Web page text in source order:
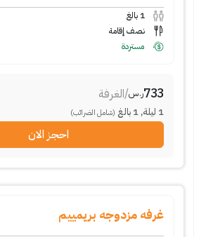
1 بالغ
نصف إقامة
مستردة
733ر.س/الغرفة
1 ليلة,
1 بالغ (شامل الضرائب)
احجز الان
غرفه مزدوجه بريمييم